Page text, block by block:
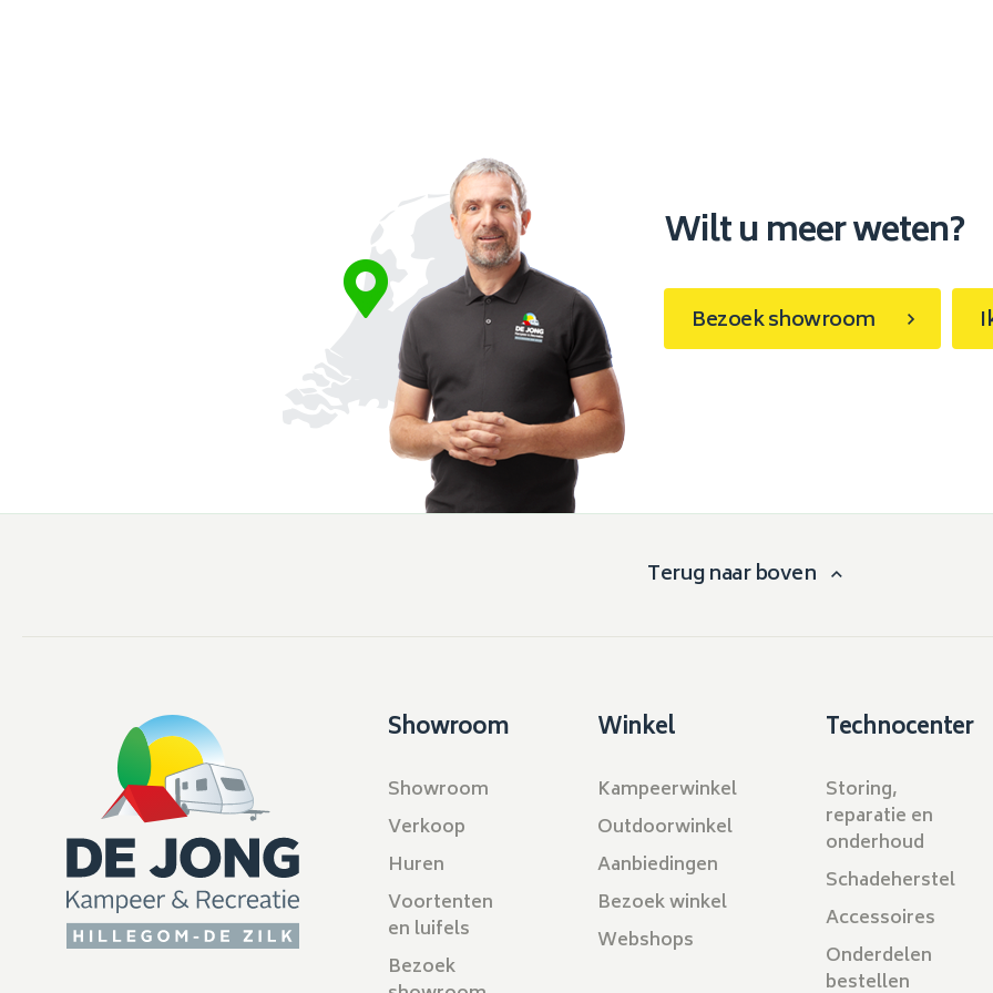
Wilt u meer weten?
Bezoek showroom
Terug naar boven
Showroom
Showroom
Verkoop
Huren
Voortenten
en luifels
Bezoek
Winkel
Kampeerwinkel
Outdoorwinkel
Aanbiedingen
Bezoek winkel
Webshops
Technocenter
Storing,
reparatie en
onderhoud
Schadeherstel
Accessoires
Onderdelen
bestellen